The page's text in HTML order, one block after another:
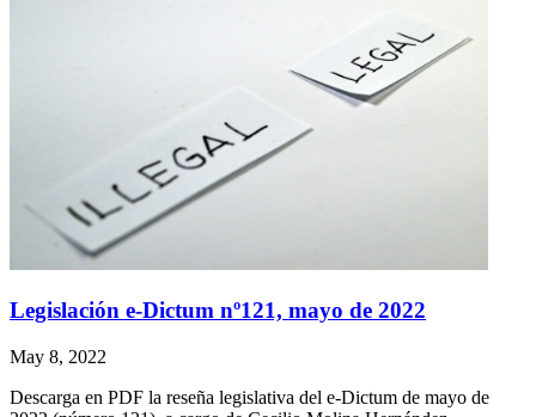
Legislación e-Dictum nº121, mayo de 2022
May 8, 2022
Descarga en PDF la reseña legislativa del e-Dictum de mayo de